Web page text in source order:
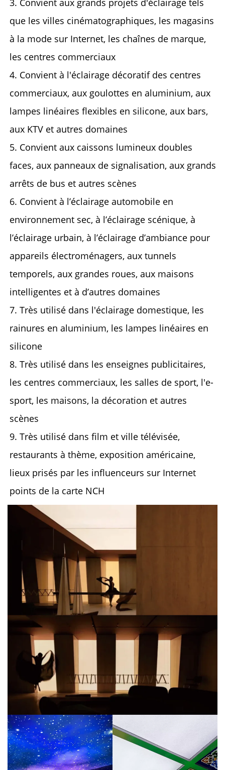
3. Convient aux grands projets d'éclairage tels
que les villes cinématographiques, les magasins
à la mode sur Internet, les chaînes de marque,
les centres commerciaux
4. Convient à l'éclairage décoratif des centres
commerciaux, aux goulottes en aluminium, aux
lampes linéaires flexibles en silicone, aux bars,
aux KTV et autres domaines
5. Convient aux caissons lumineux doubles
faces, aux panneaux de signalisation, aux grands
arrêts de bus et autres scènes
6. Convient à l’éclairage automobile en
environnement sec, à l’éclairage scénique, à
l’éclairage urbain, à l’éclairage d’ambiance pour
appareils électroménagers, aux tunnels
temporels, aux grandes roues, aux maisons
intelligentes et à d’autres domaines
7. Très utilisé dans l'éclairage domestique, les
rainures en aluminium, les lampes linéaires en
silicone
8. Très utilisé dans les enseignes publicitaires,
les centres commerciaux, les salles de sport, l'e-
sport, les maisons, la décoration et autres
scènes
9. Très utilisé dans film et ville télévisée,
restaurants à thème, exposition américaine,
lieux prisés par les influenceurs sur Internet
points de la carte NCH